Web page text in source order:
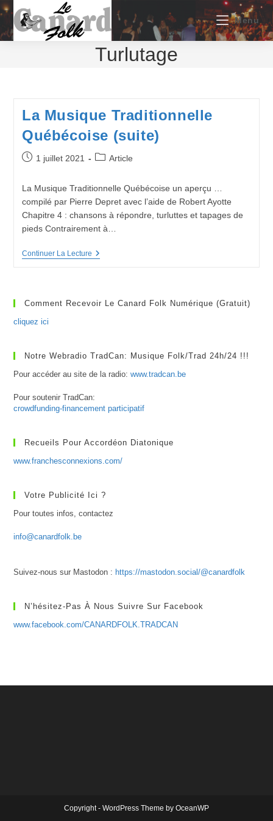
Skip
to
content
Menu
Turlutage
La Musique Traditionnelle
Québécoise (suite)
Publication
1 juillet 2021
PostArticle
La Musique Traditionnelle Québécoise un aperçu …
compilé par Pierre Depret avec l’aide de Robert Ayotte
Chapitre 4 : chansons à répondre, turluttes et tapages de
pieds Contrairement à…
Continuer La LectureLa
Comment Recevoir Le Canard Folk Numérique (gratuit)
cliquez ici
Notre Webradio TradCan: Musique Folk/Trad 24h/24 !!!
Pour accéder au site de la radio:www.tradcan.be
Pour soutenir TradCan:
crowdfunding-financement participatif
Recueils Pour Accordéon Diatonique
www.franchesconnexions.com/
Votre Publicité Ici ?
Pour toutes infos, contactez
info@canardfolk.be
Suivez-nous sur Mastodon : https://mastodon.social/@canardfolk
N’hésitez-Pas À Nous Suivre Sur Facebook
www.facebook.com/CANARDFOLK.TRADCAN
Copyright - WordPress Theme by OceanWP